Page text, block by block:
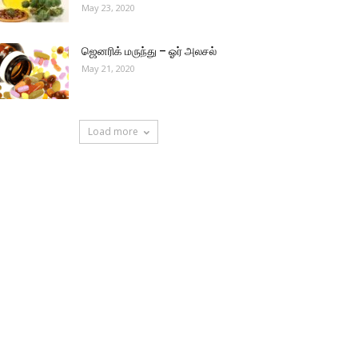
May 23, 2020
ஜெனரிக் மருந்து – ஓர் அலசல்
May 21, 2020
Load more